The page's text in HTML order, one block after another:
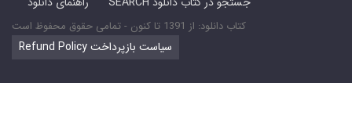
کتاب دانلود: از 1391 تا کنون - تمامی حقوق محفوظ است
Refund Policy سیاست بازپرداخت